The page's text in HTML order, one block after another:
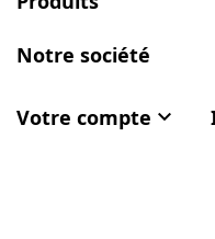
Notre société
Votre compte 